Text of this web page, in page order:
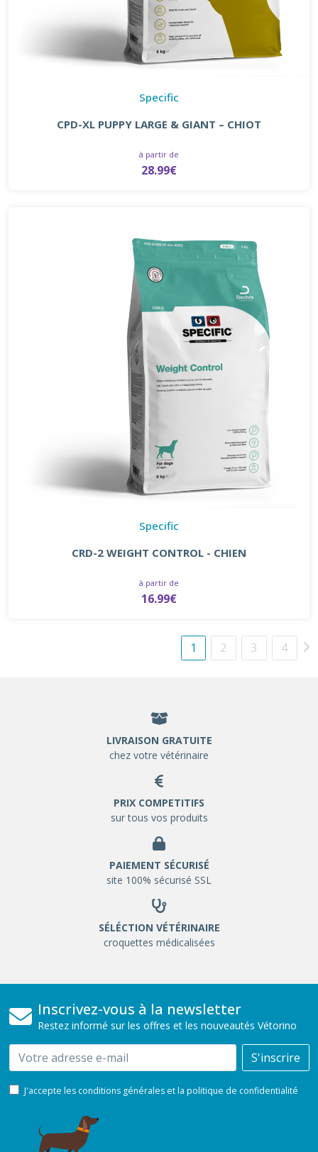
Specific
CPD-XL PUPPY LARGE & GIANT – CHIOT
à partir de
28.99€
Specific
CRD-2 WEIGHT CONTROL - CHIEN
à partir de
16.99€
1 2 3 4
LIVRAISON GRATUITE
chez votre vétérinaire
PRIX COMPETITIFS
sur tous vos produits
PAIEMENT SÉCURISÉ
site 100% sécurisé SSL
SÉLÉCTION VÉTÉRINAIRE
croquettes médicalisées
Inscrivez-vous à la newsletter
Restez informé sur les offres et les nouveautés Vétorino
Email S'inscrire
J'accepte les conditions générales et la politique de confidentialité